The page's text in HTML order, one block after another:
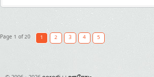
Page 1 of 20 1 2 3 4 5